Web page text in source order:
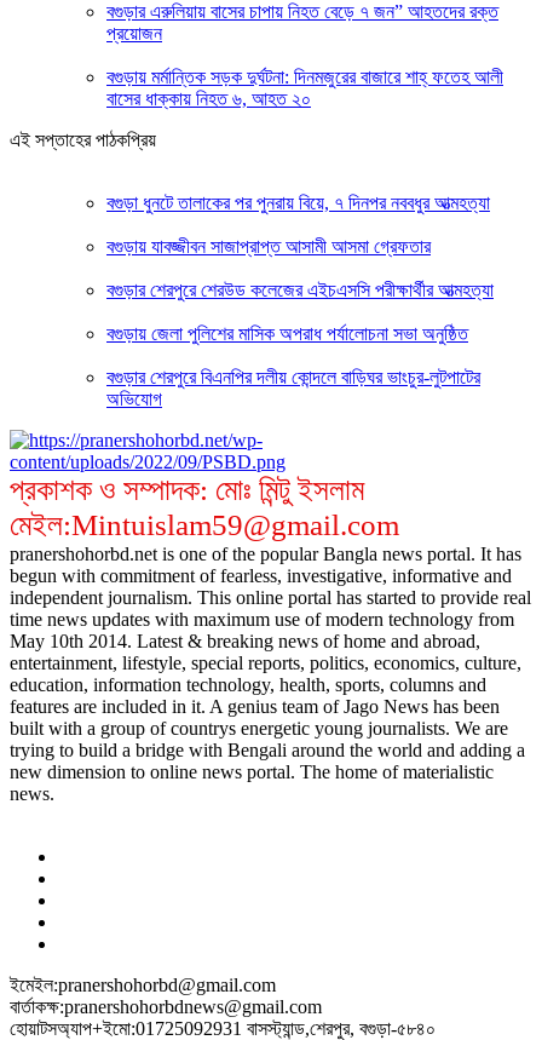
বগুড়ার এরুলিয়ায় বাসের চাপায় নিহত বেড়ে ৭ জন” আহতদের রক্ত
প্রয়োজন
বগুড়ায় মর্মান্তিক সড়ক দুর্ঘটনা: দিনমজুরের বাজারে শাহ্ ফতেহ আলী
বাসের ধাক্কায় নিহত ৬, আহত ২০
এই সপ্তাহের পাঠকপ্রিয়
বগুড়া ধুনটে তালাকের পর পুনরায় বিয়ে, ৭ দিনপর নববধুর আত্মহত্যা
বগুড়ায় যাবজ্জীবন সাজাপ্রাপ্ত আসামী আসমা গ্রেফতার
বগুড়ার শেরপুরে শেরউড কলেজের এইচএসসি পরীক্ষার্থীর আত্মহত্যা
বগুড়ায় জেলা পুলিশের মাসিক অপরাধ পর্যালোচনা সভা অনুষ্ঠিত
বগুড়ার শেরপুরে বিএনপির দলীয় কোন্দলে বাড়িঘর ভাংচুর-লুটপাটের
অভিযোগ
প্রকাশক ও সম্পাদক: মোঃ মিন্টু ইসলাম
মেইল:Mintuislam59@gmail.com
pranershohorbd.net is one of the popular Bangla news portal. It has
begun with commitment of fearless, investigative, informative and
independent journalism. This online portal has started to provide real
time news updates with maximum use of modern technology from
May 10th 2014. Latest & breaking news of home and abroad,
entertainment, lifestyle, special reports, politics, economics, culture,
education, information technology, health, sports, columns and
features are included in it. A genius team of Jago News has been
built with a group of countrys energetic young journalists. We are
trying to build a bridge with Bengali around the world and adding a
new dimension to online news portal. The home of materialistic
news.
ইমেইল:pranershohorbd@gmail.com
বার্তাকক্ষ:pranershohorbdnews@gmail.com
হোয়াটসঅ্যাপ+ইমো:01725092931 বাসস্ট্যান্ড,শেরপুর, বগুড়া-৫৮৪০